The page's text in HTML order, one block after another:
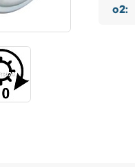
o2: